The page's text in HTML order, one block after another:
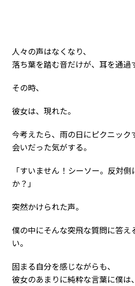
人々の声はなくなり、
落ち葉を踏む音だけが、耳を通過
その時、
彼女は、現れた。
今考えたら、雨の日にピクニック
会いだった気がする。
「すいません！シーソー。反対
か？」
突然かけられた声。
僕の中にそんな突飛な質問に答え
い。
固まる自分を感じながらも、
彼女のあまりに純粋な言葉に僕は、